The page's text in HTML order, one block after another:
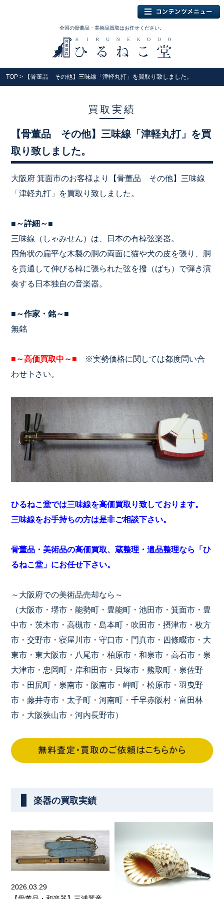
全国の骨董品・美術品買取はお任せください。
TOP > 【骨董品 その他】三味線「津軽丸打」を買取り致しました。
買取実績
【骨董品 その他】三味線「津軽丸打」を買
取り致しました。
大阪府 箕面市のお客様より【骨董品 その他】三味線
「津軽丸打」を買取り致しました。
■～詳細～■
三味線（しゃみせん）は、日本の有棹弦楽器。
四角状の扁平な木製の胴の両面に猫や犬の皮を張り、胴
を貫通して伸びる棹に張られた弦を撥（ばち）で弾き演
奏する日本独自の音楽器。
■～作家・銘～■
無銘
■～高価買取中～■ ※実勢価格に関しては都度問い合
わせ下さい。
ひるねこ堂では三味線を高価買取り致しております。
三味線をお手持ちの方は是非ご相談下さい。
骨董品・美術品の高価買取、蔵整理・遺品整理なら「ひ
るねこ堂」にお任せ下さい。
～大阪府での美術品売却なら～
（大阪市・堺市・能勢町・豊能町・池田市・箕面市・豊
中市・茨木市・高槻市・島本町・吹田市・摂津市・枚方
市・交野市・寝屋川市・守口市・門真市・四條畷市・大
東市・東大阪市・八尾市・柏原市・和泉市・高石市・泉
大津市・忠岡町・岸和田市・貝塚市・熊取町・泉佐野
市・田尻町・泉南市・阪南市・岬町・松原市・羽曳野
市・藤井寺市・太子町・河南町・千早赤阪村・富田林
市・大阪狭山市・河内長野市）
楽器の買取実績
2026.03.29